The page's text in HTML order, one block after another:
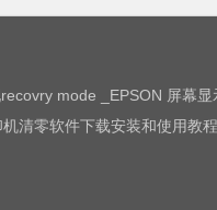
_EPSON 屏幕显示printer mode set jig
清零软件下载安装和使用教程